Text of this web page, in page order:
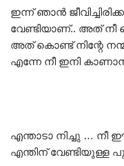
ഇന്ന് ഞാൻ
വേണ്ടിയാണ്.. അത് നീ
അത് കൊണ്ട് നിന്റേ
എന്നേ നീ ഇനി
എന്താടാ നിച്ചു …
എന്തിന് വേണ്ടിയുള്ള